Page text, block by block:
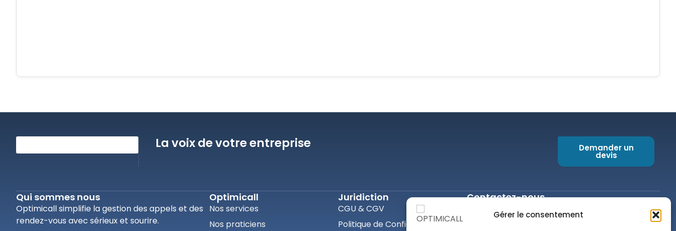
Gérer le consentement
La voix de votre entreprise Demander un
devis
Qui sommes nous
Optimicall simplifie la gestion des appels et des
rendez-vous avec sérieux et sourire.
Optimicall
Nos services
Nos praticiens
Juridiction
CGU & CGV
Politique de Confidentialité
Contactez-nous
contact@optimicall.com